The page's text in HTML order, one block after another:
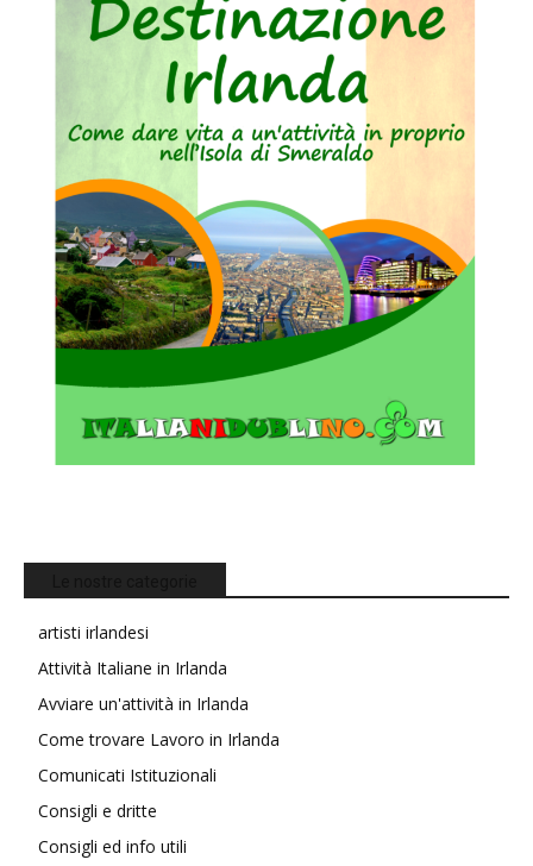
artisti irlandesi
Attività Italiane in Irlanda
Avviare un'attività in Irlanda
Come trovare Lavoro in Irlanda
Comunicati Istituzionali
Consigli e dritte
Consigli ed info utili